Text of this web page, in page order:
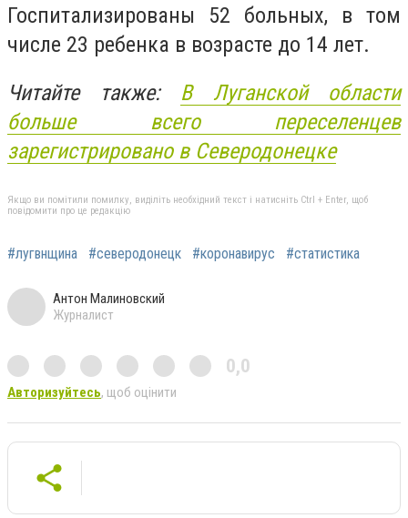
Госпитализированы 52 больных, в том
числе 23 ребенка в возрасте до 14 лет.
Читайте также: В Луганской области
больше всего переселенцев
зарегистрировано в Северодонецке
Якщо ви помітили помилку, виділіть необхідний текст і натисніть Ctrl + Enter, щоб
повідомити про це редакцію
#лугвнщина #северодонецк #коронавирус #статистика
Антон Малиновский
Журналист
0,0
Авторизуйтесь, щоб оцінити